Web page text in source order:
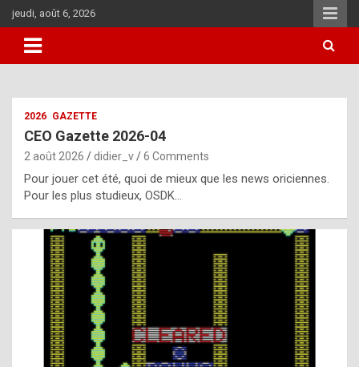
Skip
to
content
jeudi, août 6, 2026
i
u
l
y
d
2026 GAZETTE
CEO Gazette 2026-04
2 août 2026 didier_v 6 Comments
Pour jouer cet été, quoi de mieux que les news oriciennes.
Pour les plus studieux, OSDK…